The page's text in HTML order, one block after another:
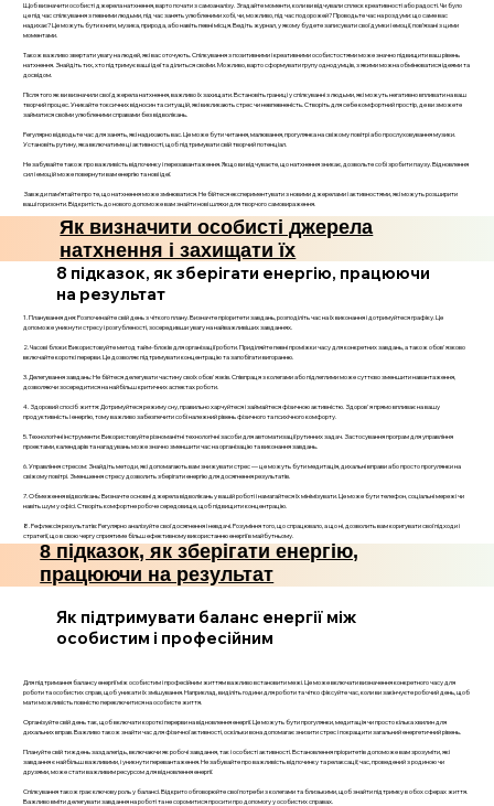
Щоб визначити особисті джерела натхнення, варто почати з самоаналізу. Згадайте моменти, коли ви відчували сплеск креативності або радості. Чи було
це під час спілкування з певними людьми, під час занять улюбленими хобі, чи, можливо, під час подорожей? Проводьте час на роздуми: що саме вас
надихає? Це можуть бути книги, музика, природа, або навіть певні місця. Ведіть журнал, у якому будете записувати свої думки і емоції, пов’язані з цими
моментами.
Також важливо звертати увагу на людей, які вас оточують. Спілкування з позитивними і креативними особистостями може значно підвищити ваш рівень
натхнення. Знайдіть тих, хто підтримує ваші ідеї та ділиться своїми. Можливо, варто сформувати групу однодумців, з якими можна обмінюватися ідеями та
досвідом.
Після того як ви визначили свої джерела натхнення, важливо їх захищати. Встановіть границі у спілкуванні з людьми, які можуть негативно впливати на ваш
творчий процес. Уникайте токсичних відносин та ситуацій, які викликають стрес чи невпевненість. Створіть для себе комфортний простір, де ви зможете
займатися своїми улюбленими справами без відволікань.
Регулярно відводьте час для занять, які надихають вас. Це може бути читання, малювання, прогулянка на свіжому повітрі або прослуховування музики.
Установіть рутину, яка включатиме ці активності, щоб підтримувати свій творчий потенціал.
Не забувайте також про важливість відпочинку і перезавантаження. Якщо ви відчуваєте, що натхнення зникає, дозвольте собі зробити паузу. Відновлення
сил і емоцій може повернути вам енергію та нові ідеї.
Завжди пам’ятайте про те, що натхнення може змінюватися. Не бійтеся експериментувати з новими джерелами і активностями, які можуть розширити
ваші горизонти. Відкритість до нового допоможе вам знайти нові шляхи для творчого самовираження.
Як визначити особисті джерела
натхнення і захищати їх
8 підказок, як зберігати енергію, працюючи
на результат
1. Планування дня: Розпочинайте свій день з чіткого плану. Визначте пріоритети завдань, розподіліть час на їх виконання і дотримуйтеся графіку. Це
допоможе уникнути стресу і розгубленості, зосередивши увагу на найважливіших завданнях.
2. Часові блоки: Використовуйте метод тайм-блоків для організації роботи. Приділяйте певні проміжки часу для конкретних завдань, а також обов'язково
включайте короткі перерви. Це дозволяє підтримувати концентрацію та запобігати вигоранню.
3. Делегування завдань: Не бійтеся делегувати частину своїх обов'язків. Співпраця з колегами або підлеглими може суттєво зменшити навантаження,
дозволяючи зосередитися на найбільш критичних аспектах роботи.
4. Здоровий спосіб життя: Дотримуйтеся режиму сну, правильно харчуйтеся і займайтеся фізичною активністю. Здоров'я прямо впливає на вашу
продуктивність і енергію, тому важливо забезпечити собі належний рівень фізичного та психічного комфорту.
5. Технологічні інструменти: Використовуйте різноманітні технологічні засоби для автоматизації рутинних задач. Застосування програм для управління
проектами, календарів та нагадувань може значно зменшити час на організацію та виконання завдань.
6. Управління стресом: Знайдіть методи, які допомагають вам знижувати стрес — це можуть бути медитація, дихальні вправи або просто прогулянки на
свіжому повітрі. Зменшення стресу дозволить зберігати енергію для досягнення результатів.
7. Обмеження відволікань: Визначте основні джерела відволікань у вашій роботі і намагайтеся їх мінімізувати. Це може бути телефон, соціальні мережі чи
навіть шум у офісі. Створіть комфортне робоче середовище, щоб підвищити концентрацію.
8. Рефлексія результатів: Регулярно аналізуйте свої досягнення і невдачі. Розуміння того, що спрацювало, а що ні, дозволить вам коригувати свої підходи і
стратегії, що в свою чергу сприятиме більш ефективному використанню енергії в майбутньому.
8 підказок, як зберігати енергію,
працюючи на результат
Як підтримувати баланс енергії між
особистим і професійним
Для підтримання балансу енергії між особистим і професійним життям важливо встановити межі. Це може включати визначення конкретного часу для
роботи та особистих справ, щоб уникати їх змішування. Наприклад, виділіть години для роботи та чітко фіксуйте час, коли ви закінчуєте робочий день, щоб
мати можливість повністю переключитися на особисте життя.
Організуйте свій день так, щоб включати короткі перерви на відновлення енергії. Це можуть бути прогулянки, медитація чи просто кілька хвилин для
дихальних вправ. Важливо також знайти час для фізичної активності, оскільки вона допомагає знизити стрес і покращити загальний енергетичний рівень.
Плануйте свій тиждень заздалегідь, включаючи як робочі завдання, так і особисті активності. Встановлення пріоритетів допоможе вам зрозуміти, які
завдання є найбільш важливими, і уникнути перевантаження. Не забувайте про важливість відпочинку та релаксації; час, проведений з родиною чи
друзями, може стати важливим ресурсом для відновлення енергії.
Спілкування також грає ключову роль у балансі. Відкрито обговорюйте свої потреби з колегами та близькими, щоб знайти підтримку в обох сферах життя.
Важливо вміти делегувати завдання на роботі та не соромитися просити про допомогу у особистих справах.